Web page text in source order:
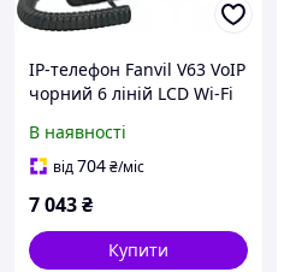
IP-телефон Fanvil V63 VoIP
чорний 6 ліній LCD Wi-Fi
В наявності
від704₴/міс
7 043₴
Купити